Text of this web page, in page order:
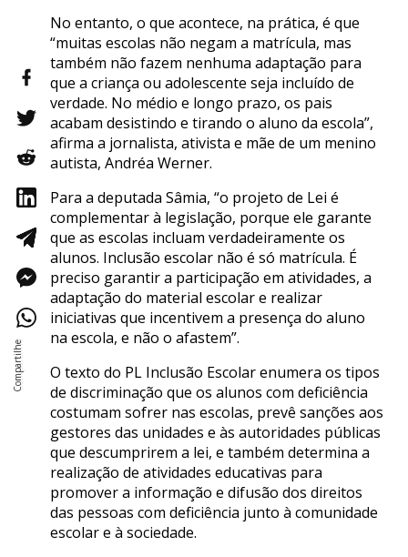
No entanto, o que acontece, na prática, é que
“muitas escolas não negam a matrícula, mas
também não fazem nenhuma adaptação para
que a criança ou adolescente seja incluído de
verdade. No médio e longo prazo, os pais
acabam desistindo e tirando o aluno da escola”,
afirma a jornalista, ativista e mãe de um menino
autista, Andréa Werner.
Para a deputada Sâmia, “o projeto de Lei é
complementar à legislação, porque ele garante
que as escolas incluam verdadeiramente os
alunos. Inclusão escolar não é só matrícula. É
preciso garantir a participação em atividades, a
adaptação do material escolar e realizar
iniciativas que incentivem a presença do aluno
na escola, e não o afastem”.
O texto do PL Inclusão Escolar enumera os tipos
de discriminação que os alunos com deficiência
costumam sofrer nas escolas, prevê sanções aos
gestores das unidades e às autoridades públicas
que descumprirem a lei, e também determina a
realização de atividades educativas para
promover a informação e difusão dos direitos
das pessoas com deficiência junto à comunidade
escolar e à sociedade.